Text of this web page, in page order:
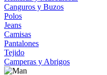
Canguros y Buzos
Polos
Jeans
Camisas
Pantalones
Tejido
Camperas y Abrigos